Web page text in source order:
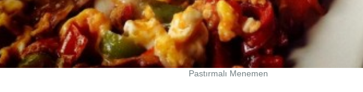
Pastırmalı Menemen